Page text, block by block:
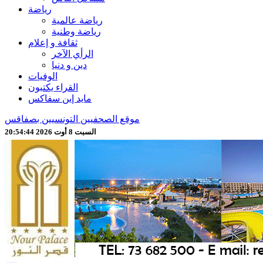
رياضة
رياضة عالمية
رياضة وطنية
ثقافة و إعلام
الرأي الآخر
دين و دنيا
الوفيات
القراء يكتبون
مايد إين سفاكس
موقع الصحفيين التونسيين بصفاقس
السبت 8 أوت 2026 20:54:47